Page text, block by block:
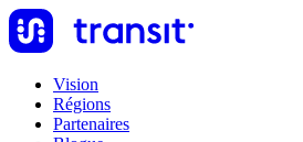
Vision
Régions
Partenaires